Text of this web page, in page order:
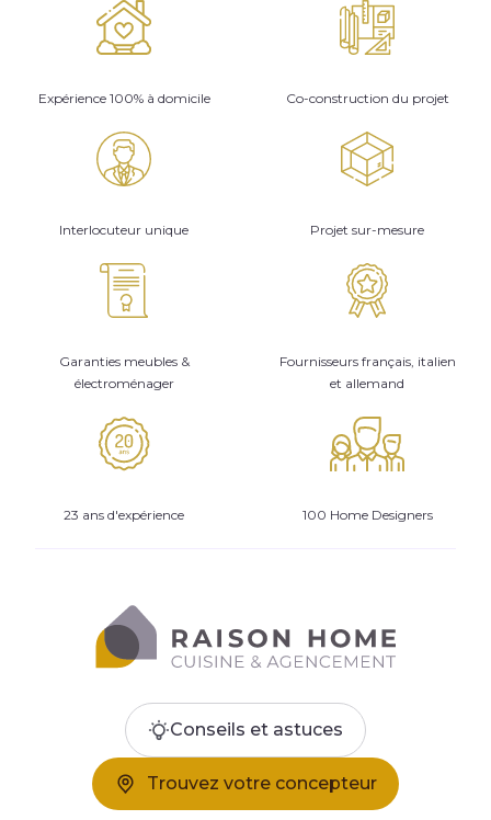
Expérience 100% à domicile Co-construction du projet
Interlocuteur unique Projet sur-mesure
Garanties meubles &
électroménager
Fournisseurs français, italien
et allemand
23 ans d'expérience 100 Home Designers
Conseils et astuces
Trouvez votre concepteur